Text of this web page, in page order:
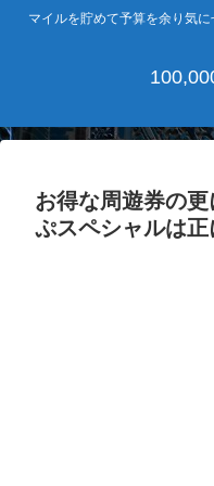
マイルを貯めて予算を余り気
お得な周遊券の
ぷスペシャルは